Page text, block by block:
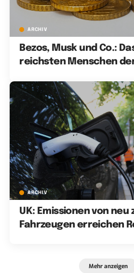
ARCHIV
Bezos, Musk und Co.:
reichsten Menschen
ARCHIV
UK: Emissionen von neu
Fahrzeugen erreichen
Mehr anzeigen